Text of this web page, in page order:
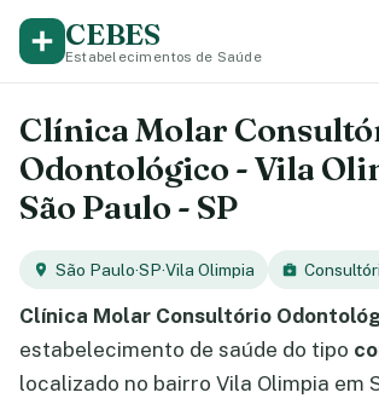
CEBES
Estabelecimentos de Saúde
Clínica Molar
Odontológico - Vila
São Paulo - SP
São Paulo·SP·Vila Olimpia
Clínica Molar Consultório
estabelecimento de saúde do tipo
localizado no bairro Vila Olimpia em